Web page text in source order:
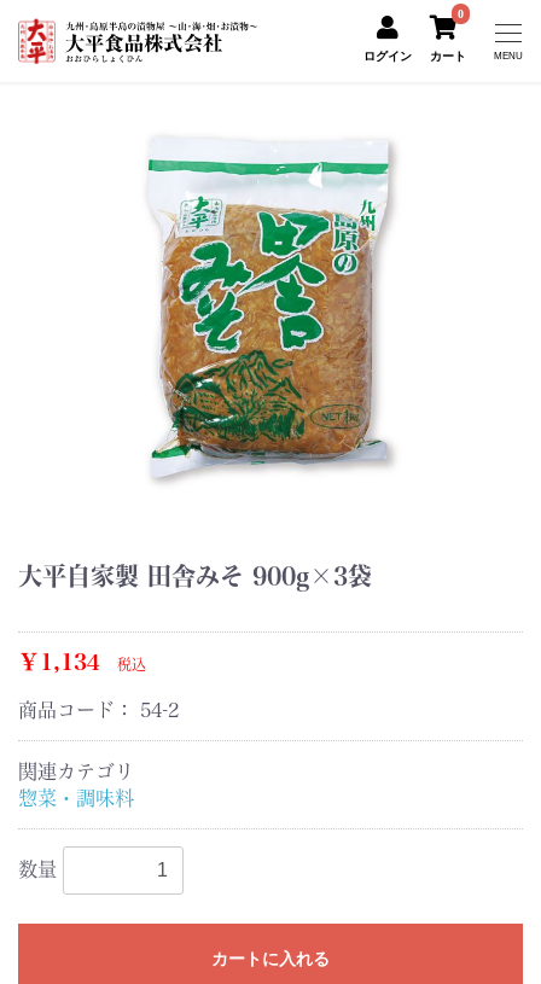
ログイン
0
カート MENU
大平自家製 田舎みそ 900g×3袋
￥1,134 税込
商品コード： 54-2
関連カテゴリ
惣菜・調味料
数量
カートに入れる